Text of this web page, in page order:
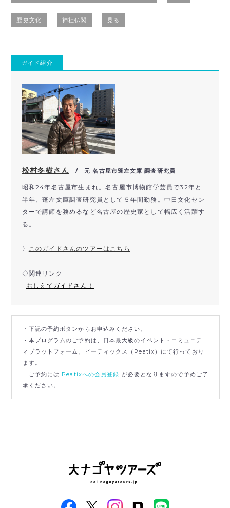
歴史文化 神社仏閣 見る
ガイド紹介
松村冬樹さん / 元 名古屋市蓬左文庫 調査研究員
昭和24年名古屋市生まれ。名古屋市博物館学芸員で32年と
半年、蓬左文庫調査研究員として５年間勤務。中日文化セン
ターで講師を務めるなど名古屋の歴史家として幅広く活躍す
る。
〉 このガイドさんのツアーはこちら
◇関連リンク
おしえてガイドさん！
・下記の予約ボタンからお申込みください。
・本プログラムのご予約は、日本最大級のイベント・コミュニテ
ィプラットフォーム、ピーティックス（Peatix）にて行っており
ます。
ご予約には Peatixへの会員登録 が必要となりますので予めご了
承ください。